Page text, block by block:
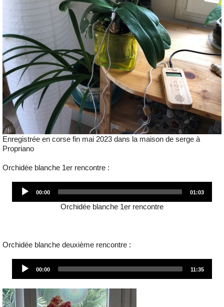
Enregistrée en corse fin mai 2023 dans la maison de serge à
Propriano
Orchidée blanche 1er rencontre :
Player
00:00 01:03
Orchidée blanche 1er rencontre
Orchidée blanche deuxième rencontre :
Player
00:00 11:35